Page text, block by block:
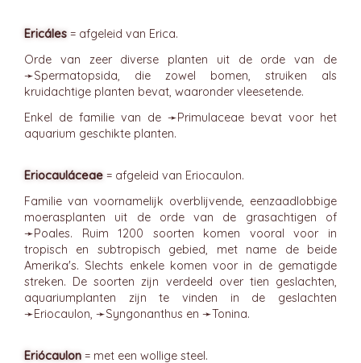
Ericáles = afgeleid van Erica.
Orde van zeer diverse planten uit de orde van de
➛Spermatopsida, die zowel bomen, struiken als
kruidachtige planten bevat, waaronder vleesetende.
Enkel de familie van de ➛Primulaceae bevat voor het
aquarium geschikte planten.
Eriocauláceae = afgeleid van Eriocaulon.
Familie van voornamelijk overblijvende, eenzaadlobbige
moerasplanten uit de orde van de grasachtigen of
➛Poales. Ruim 1200 soorten komen vooral voor in
tropisch en subtropisch gebied, met name de beide
Amerika's. Slechts enkele komen voor in de gematigde
streken. De soorten zijn verdeeld over tien geslachten,
aquariumplanten zijn te vinden in de geslachten
➛Eriocaulon, ➛Syngonanthus en ➛Tonina.
Eriócaulon = met een wollige steel.